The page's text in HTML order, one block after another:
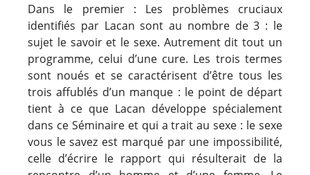
Dans le premier : Les problèmes cruciaux
identifiés par Lacan sont au nombre de 3 : le
sujet le savoir et le sexe. Autrement dit tout un
programme, celui d’une cure. Les trois termes
sont noués et se caractérisent d’être tous les
trois affublés d’un manque : le point de départ
tient à ce que Lacan développe spécialement
dans ce Séminaire et qui a trait au sexe : le sexe
vous le savez est marqué par une impossibilité,
celle d’écrire le rapport qui résulterait de la